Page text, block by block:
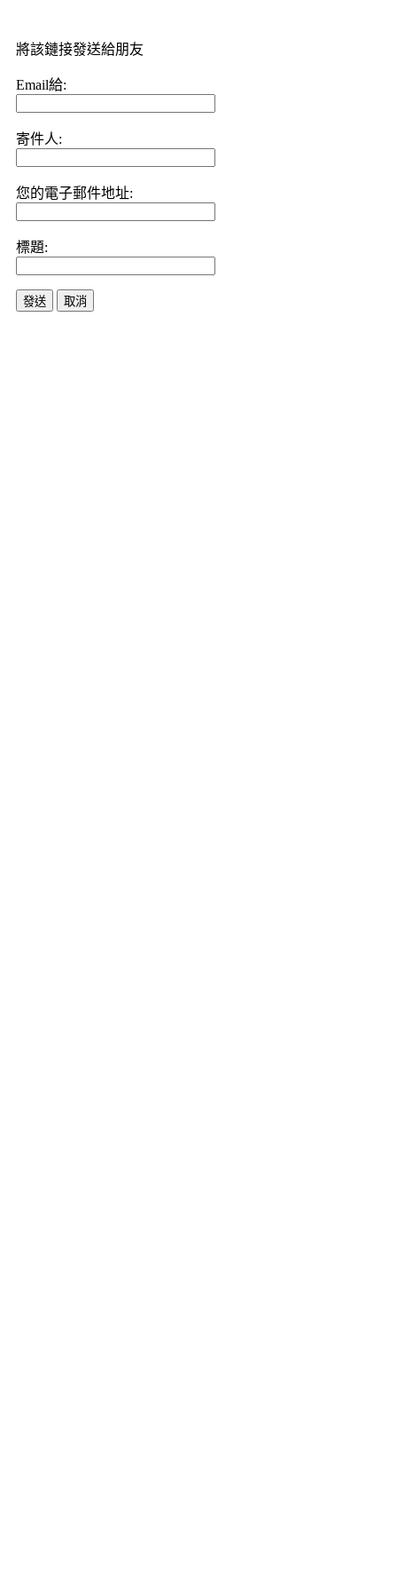
將該鏈接發送給朋友
Email給:
寄件人:
您的電子郵件地址:
標題:
發送 取消